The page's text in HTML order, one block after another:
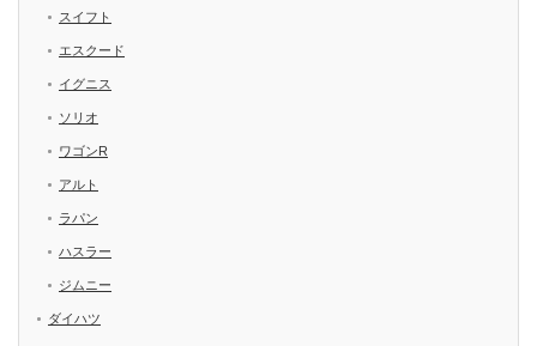
スイフト
エスクード
イグニス
ソリオ
ワゴンR
アルト
ラパン
ハスラー
ジムニー
ダイハツ